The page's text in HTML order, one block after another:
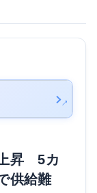
昇 5カ
供給難